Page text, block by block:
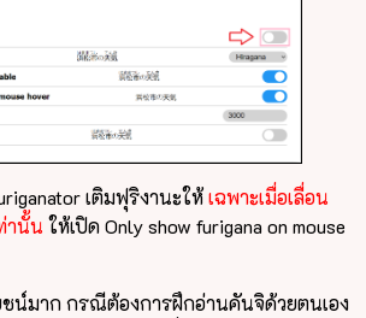
เติมฟุริงานะให้เฉพาะเมื่อเลื่อน
านั้น ให้เปิด Only show furigana on mouse
ชน์มาก กรณีต้องการฝึกอ่านคันจิด้วยตนเอง